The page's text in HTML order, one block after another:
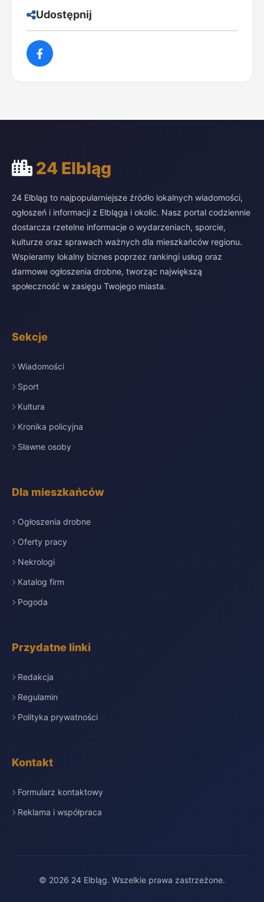
Udostępnij
24 Elbląg
24 Elbląg to najpopularniejsze źródło lokalnych wiadomości,
ogłoszeń i informacji z Elbląga i okolic. Nasz portal codziennie
dostarcza rzetelne informacje o wydarzeniach, sporcie,
kulturze oraz sprawach ważnych dla mieszkańców regionu.
Wspieramy lokalny biznes poprzez rankingi usług oraz
darmowe ogłoszenia drobne, tworząc największą
społeczność w zasięgu Twojego miasta.
Sekcje
Wiadomości
Sport
Kultura
Kronika policyjna
Sławne osoby
Dla mieszkańców
Ogłoszenia drobne
Oferty pracy
Nekrologi
Katalog firm
Pogoda
Przydatne linki
Redakcja
Regulamin
Polityka prywatności
Kontakt
Formularz kontaktowy
Reklama i współpraca
© 2026 24 Elbląg. Wszelkie prawa zastrzeżone.